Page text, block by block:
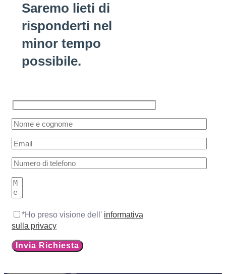
Saremo lieti di
risponderti nel
minor tempo
possibile.
*Ho preso visione dell' informativa
sulla privacy